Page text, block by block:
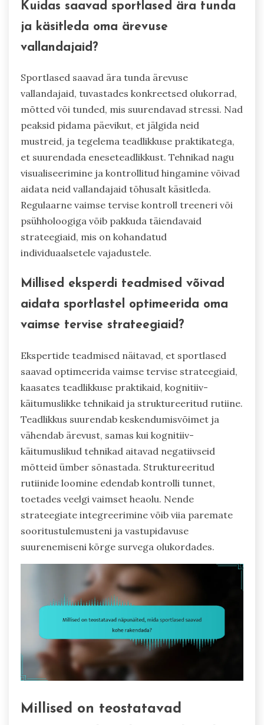
Kuidas saavad sportlased ära tunda
ja käsitleda oma ärevuse
vallandajaid?
Sportlased saavad ära tunda ärevuse
vallandajaid, tuvastades konkreetsed olukorrad,
mõtted või tunded, mis suurendavad stressi. Nad
peaksid pidama päevikut, et jälgida neid
mustreid, ja tegelema teadlikkuse praktikatega,
et suurendada eneseteadlikkust. Tehnikad nagu
visualiseerimine ja kontrollitud hingamine võivad
aidata neid vallandajaid tõhusalt käsitleda.
Regulaarne vaimse tervise kontroll treeneri või
psühholoogiga võib pakkuda täiendavaid
strateegiaid, mis on kohandatud
individuaalsetele vajadustele.
Millised eksperdi teadmised võivad
aidata sportlastel optimeerida oma
vaimse tervise strateegiaid?
Ekspertide teadmised näitavad, et sportlased
saavad optimeerida vaimse tervise strateegiaid,
kaasates teadlikkuse praktikaid, kognitiiv-
käitumuslikke tehnikaid ja struktureeritud rutiine.
Teadlikkus suurendab keskendumisvõimet ja
vähendab ärevust, samas kui kognitiiv-
käitumuslikud tehnikad aitavad negatiivseid
mõtteid ümber sõnastada. Struktureeritud
rutiinide loomine edendab kontrolli tunnet,
toetades veelgi vaimset heaolu. Nende
strateegiate integreerimine võib viia paremate
sooritustulemusteni ja vastupidavuse
suurenemiseni kõrge survega olukordades.
Millised on teostatavad